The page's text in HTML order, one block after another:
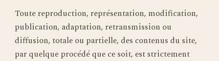
Toute reproduction, représentation, modification,
publication, adaptation, retransmission ou
diffusion, totale ou partielle, des contenus du site,
par quelque procédé que ce soit, est strictement